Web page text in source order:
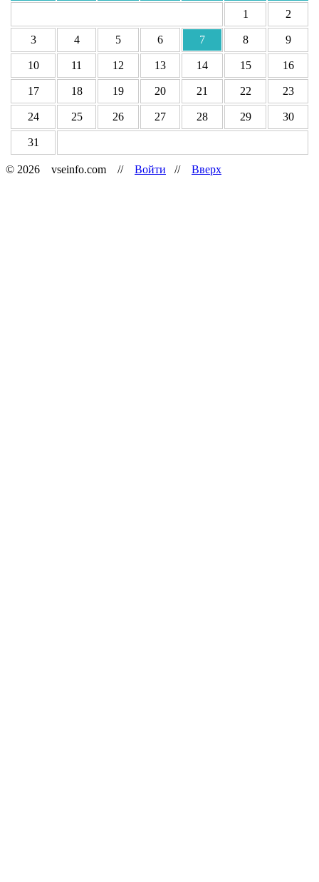
1
2
3 4 5 6 7 8 9
10 11 12 13 14 15 16
17 18 19 20 21 22 23
24 25 26 27 28 29 30
31
© 2026 vseinfo.com // Войти // Вверх